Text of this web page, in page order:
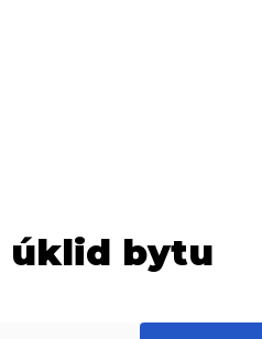
úklid bytu